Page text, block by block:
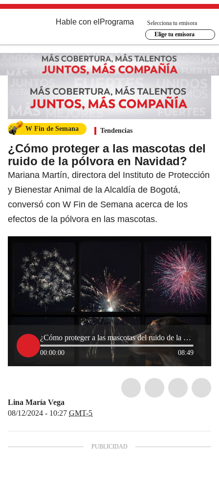
Hable con el Programa
Selecciona tu emisora
Elige tu emisora
W Fin de Semana Tendencias
¿Cómo proteger a las mascotas del
ruido de la pólvora en Navidad?
Mariana Martín, directora del Instituto de Protección
y Bienestar Animal de la Alcaldía de Bogotá,
conversó con W Fin de Semana acerca de los
efectos de la pólvora en las mascotas.
¿Cómo proteger a las mascotas del ruido de la pólvora en Navidad?
00:00:00 08:49
Lina María Vega
08/12/2024 - 10:27 GMT-5